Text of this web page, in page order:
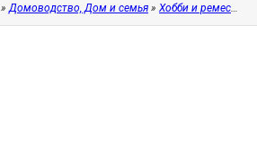
»Домоводство, Дом и семья » Хобби и ремесла